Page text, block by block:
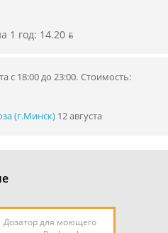
1 год: 14.20 ƃ
с 18:00 до 23:00. Стоимость:
(г.Минск) 12 августа
Дозатор для моющего